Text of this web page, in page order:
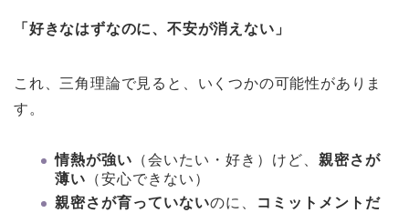
「好きなはずなのに、不安が消えない」
これ、三角理論で見ると、いくつかの可能性がありま
す。
情熱が強い （会いたい・好き）けど、 親密さが
薄い （安心できない）
親密さが育っていないのに、
コミットメントだ